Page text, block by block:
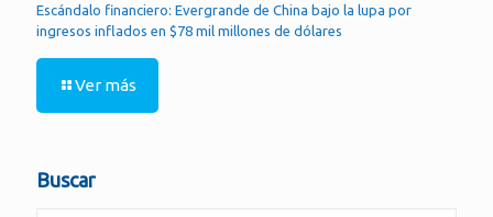
Escándalo financiero: Evergrande de China bajo la lupa por
ingresos inflados en $78 mil millones de dólares
Ver más
Buscar